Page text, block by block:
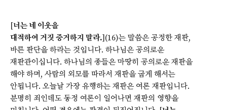
[너는 네 이웃을
대적하여 거짓 증거하지 말라.](16)는 말씀은 공정한 재판,
바른 판단을 하라는 것입니다. 하나님은 공의로운
재판관이십니다. 하나님의 종들은 마땅히 공의로운 재판을
해야 하며, 사람의 외모를 따라서 재판을 굽게 해서는
안됩니다. 오늘날 가장 유행하는 재판은 여론 재판입니다.
분명히 죄인데도 동정 여론이 일어나면 재판의 영향을